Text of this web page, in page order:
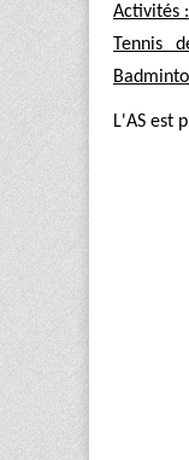
Activités
Tennis
L'AS est